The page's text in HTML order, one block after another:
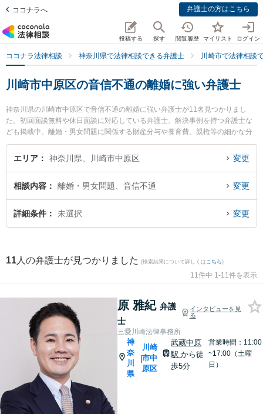
ココナラへ 弁護士の方はこちら
投稿する 探す 閲覧履歴 マイリスト ログイン
ココナラ法律相談 神奈川県で法律相談できる弁護士 川崎市で法律相談
川崎市中原区の音信不通の離婚に強い弁護士
神奈川県の川崎市中原区で音信不通の離婚に強い弁護士が11名見つかりまし
た。初回面談無料や休日面談に対応している弁護士、解決事例を持つ弁護士な
ども掲載中。離婚・男女問題に関係する財産分与や養育費、親権等の細かな分
野での絞り込み検索もでき便利です。特に三愛川崎法律事務所の原 雅紀弁護士
や武蔵小杉つばき法律事務所の太田 彩佳弁護士、橋本崇法律事務所の橋本 崇弁
に相談したい』『音信不通の離婚のトラブル解決の実績豊富な近くの弁護士を
検索したい』『初回相談無料で音信不通の離婚を法律相談できる川崎市中原区
内の弁護士に相談予約したい』などでお困りの相談者さんにおすすめです。
エリア 神奈川県、川崎市中原区 変更
相談内容 離婚・男女問題、音信不通 変更
詳細条件 未選択 変更
11 人の弁護士が見つかりました (検索結果について詳しくは こちら)
11件中 1-11件を表示
原 雅紀 弁護
士
インタビューを見
る
三愛川崎法律事務所
神
奈
川
県
|
川崎
市中
原区
武蔵中原
駅から徒
歩5分
営業時間：11:00
~17:00（土曜
日）